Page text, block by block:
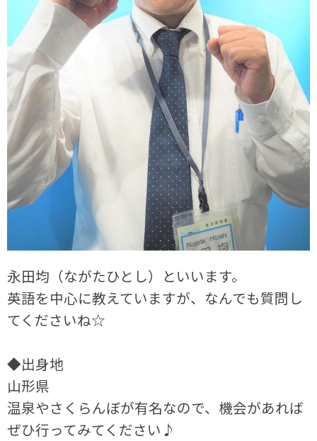
永田均（ながたひとし）といいます。
英語を中心に教えていますが、なんでも質問し
てくださいね☆
◆出身地
山形県
温泉やさくらんぼが有名なので、機会があれば
ぜひ行ってみてください♪